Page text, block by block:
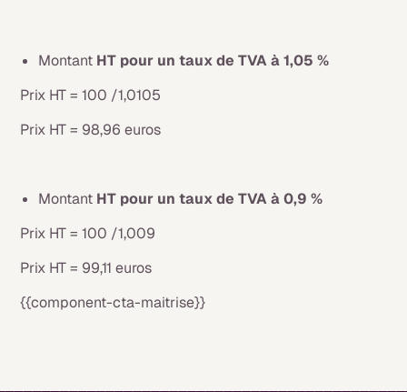
Montant HT pour un taux de TVA à 1,05 %
Prix HT = 100 /1,0105
Prix HT = 98,96 euros
Montant HT pour un taux de TVA à 0,9 %
Prix HT = 100 /1,009
Prix HT = 99,11 euros
{{component-cta-maitrise}}